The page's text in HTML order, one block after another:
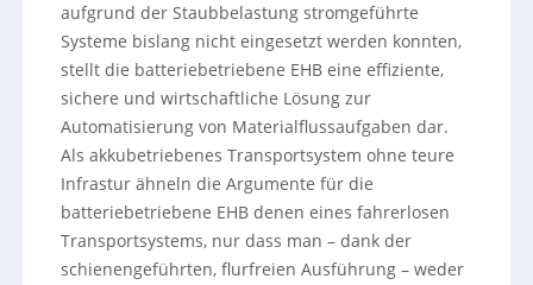
aufgrund der Staubbelastung stromgeführte
Systeme bislang nicht eingesetzt werden konnten,
stellt die batteriebetriebene EHB eine effiziente,
sichere und wirtschaftliche Lösung zur
Automatisierung von Materialflussaufgaben dar.
Als akkubetriebenes Transportsystem ohne teure
Infrastur ähneln die Argumente für die
batteriebetriebene EHB denen eines fahrerlosen
Transportsystems, nur dass man – dank der
schienengeführten, flurfreien Ausführung – weder